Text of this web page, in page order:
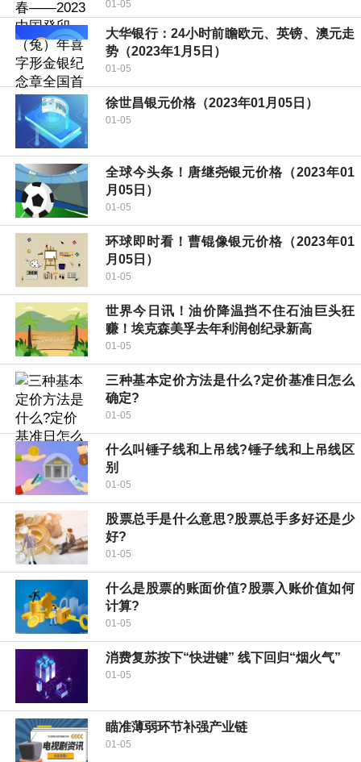
01-05
大华银行：24小时前瞻欧元、英镑、澳元走
势（2023年1月5日）
01-05
徐世昌银元价格（2023年01月05日）
01-05
全球今头条！唐继尧银元价格（2023年01
月05日）
01-05
环球即时看！曹锟像银元价格（2023年01
月05日）
01-05
世界今日讯！油价降温挡不住石油巨头狂
赚！埃克森美孚去年利润创纪录新高
01-05
三种基本定价方法是什么?定价基准日怎么
确定?
01-05
什么叫锤子线和上吊线?锤子线和上吊线区
别
01-05
股票总手是什么意思?股票总手多好还是少
好?
01-05
什么是股票的账面价值?股票入账价值如何
计算?
01-05
消费复苏按下“快进键” 线下回归“烟火气”
01-05
瞄准薄弱环节补强产业链
01-05